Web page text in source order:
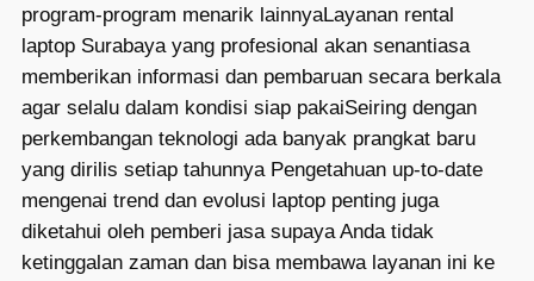
program-program menarik lainnyaLayanan rental
laptop Surabaya yang profesional akan senantiasa
memberikan informasi dan pembaruan secara berkala
agar selalu dalam kondisi siap pakaiSeiring dengan
perkembangan teknologi ada banyak prangkat baru
yang dirilis setiap tahunnya Pengetahuan up-to-date
mengenai trend dan evolusi laptop penting juga
diketahui oleh pemberi jasa supaya Anda tidak
ketinggalan zaman dan bisa membawa layanan ini ke